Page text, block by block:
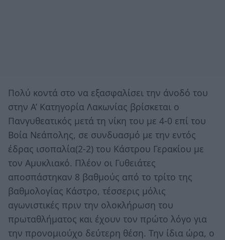
Πολύ κοντά στο να εξασφαλίσει την άνοδό του
στην Α’ Κατηγορία Λακωνίας βρίσκεται ο
Πανγυθεατικός μετά τη νίκη του με 4-0 επί του
Βοία Νεάπολης, σε συνδυασμό με την εντός
έδρας ισοπαλία(2-2) του Κάστρου Γερακίου με
τον Αμυκλιακό. Πλέον οι Γυθειάτες
αποσπάστηκαν 8 βαθμούς από το τρίτο της
βαθμολογίας Κάστρο, τέσσερις μόλις
αγωνιστικές πριν την ολοκλήρωση του
πρωταθλήματος και έχουν τον πρώτο λόγο για
την προνομιούχο δεύτερη θέση. Την ίδια ώρα, ο